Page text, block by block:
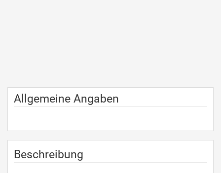
Allgemeine Angaben
Beschreibung